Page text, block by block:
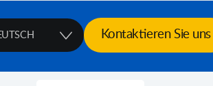
Kontaktieren Sie uns